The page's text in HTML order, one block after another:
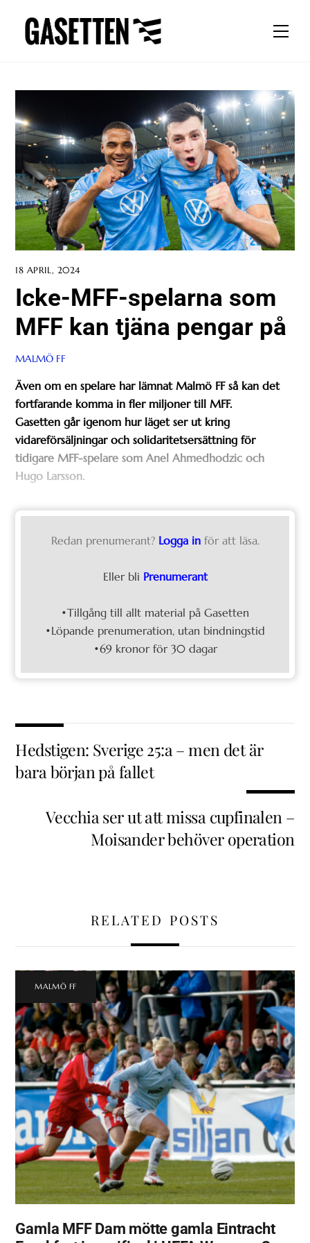
content
18 APRIL, 2024
Icke-MFF-spelarna som
MFF kan tjäna pengar på
MALMÖ FF
Även om en spelare har lämnat Malmö FF så kan det
fortfarande komma in fler miljoner till MFF.
Gasetten går igenom hur läget ser ut kring
vidareförsäljningar och solidaritetsersättning för
tidigare MFF-spelare som Anel Ahmedhodzic och
Hugo Larsson.
Redan prenumerant? Logga in för att läsa.
Eller bli Prenumerant
•Tillgång till allt material på Gasetten
•Löpande prenumeration, utan bindningstid
•69 kronor för 30 dagar
Hedstigen: Sverige 25:a – men det är
bara början på fallet
Vecchia ser ut att missa cupfinalen –
Moisander behöver operation
RELATED POSTS
MALMÖ FF
Gamla MFF Dam mötte gamla Eintracht